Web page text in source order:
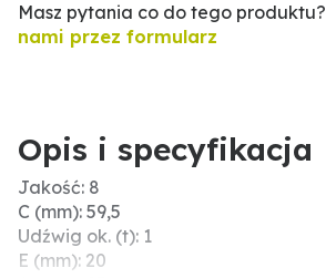
Masz pytania co do tego produktu?
nami przez formularz
Opis i specyfikacja
Jakość: 8
C (mm): 59,5
Udźwig ok. (t): 1
E (mm): 20